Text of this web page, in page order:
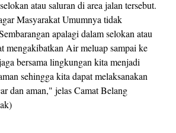
atau saluran di area jalan tersebut.
Masyarakat Umumnya tidak
apalagi dalam selokan atau
mengakibatkan Air meluap sampai ke
bersama lingkungan kita menjadi
sehingga kita dapat melaksanakan
dan aman," jelas Camat Belang